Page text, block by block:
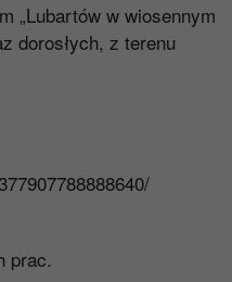
„Lubartów w wiosennym
dorosłych, z terenu
prac.